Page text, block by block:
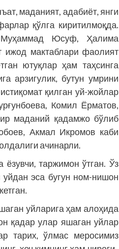
маданият, адабиёт, янги
қўлга киритилмоқда.
Юсуф, Ҳалима
ижод мактаблари фаолият
ютуқлар ҳам таҳсинга
арзигулик, бутун умрини
қилган уй-жойлар
Комил Ёрматов,
маданий қадамжо бўлиб
Акмал Икромов каби
ачинарли.
таржимон ўтган. Ўз
эса бугун ном-нишон
уйларига ҳам алоҳида
қадар улар яшаган уйлар
тарих, ўлмас меросимиз